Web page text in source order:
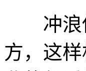
冲浪俱
方，这